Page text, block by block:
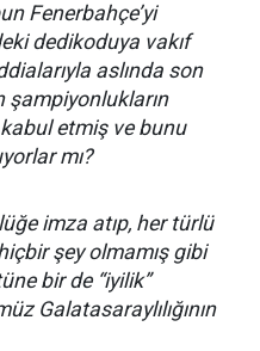
Fenerbahçe’yi
dedikoduya vakıf
aslında son
şampiyonlukların
etmiş ve bunu
mı?
imza atıp, her türlü
şey olmamış gibi
bir de “iyilik”
Galatasaraylılığının